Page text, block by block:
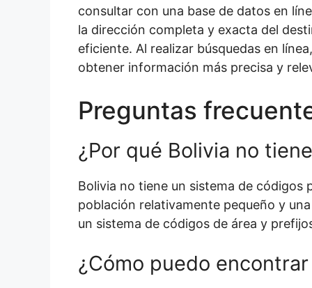
consultar con una base de datos en
la dirección completa y exacta del
eficiente. Al realizar búsquedas en
obtener información más precisa y
Preguntas
¿Por qué Bolivia no
Bolivia no tiene un sistema de
población relativamente pequeño y
un sistema de códigos de área y
¿Cómo puedo